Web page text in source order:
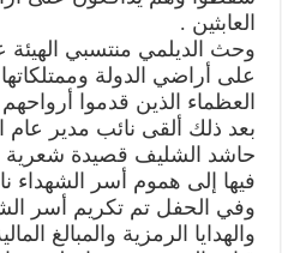
العابثين .
وحث الديلمي منتسبي
على أراضي الدولة
العظماء الذين قدموا
بعد ذلك ألقى نائب مدير عام
حاشد الشليف قصيدة شعرية
فيها إلى هموم أسر الشهداء
وفي الحفل تم تكريم أسر
والهدايا الرمزية والمبالغ